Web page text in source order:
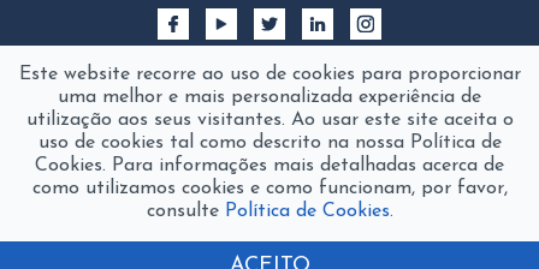
2016 © fanamol
product ofThe Silver Factory
Este website recorre ao uso de cookies para proporcionar
uma melhor e mais personalizada experiência de
utilização aos seus visitantes. Ao usar este site aceita o
uso de cookies tal como descrito na nossa Política de
Cookies. Para informações mais detalhadas acerca de
como utilizamos cookies e como funcionam, por favor,
consulte Política de Cookies.